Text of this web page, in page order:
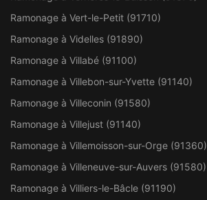
Ramonage à Vert-le-Petit (91710)
Ramonage à Videlles (91890)
Ramonage à Villabé (91100)
Ramonage à Villebon-sur-Yvette (91140)
Ramonage à Villeconin (91580)
Ramonage à Villejust (91140)
Ramonage à Villemoisson-sur-Orge (91360)
Ramonage à Villeneuve-sur-Auvers (91580)
Ramonage à Villiers-le-Bâcle (91190)